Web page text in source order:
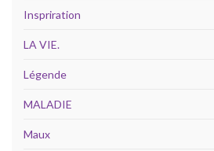
Inspriration
LA VIE.
Légende
MALADIE
Maux